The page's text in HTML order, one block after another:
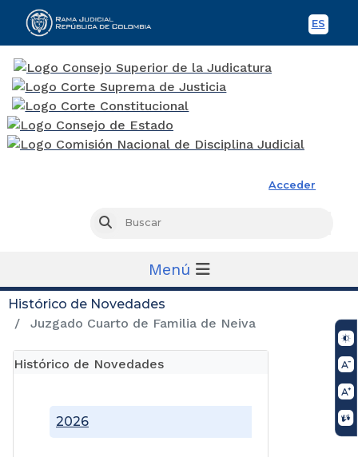
ES
Acceder
Buscar
Menú
Histórico de Novedades
Juzgado Cuarto de Familia de Neiva
Histórico de Novedades
2026